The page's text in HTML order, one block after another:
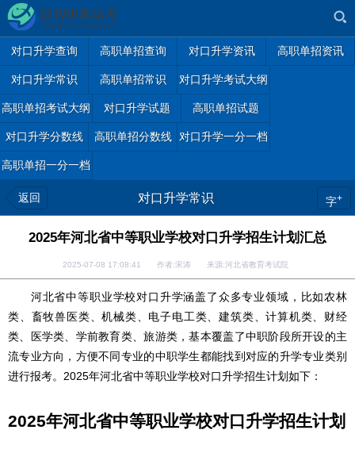
对口升学查询 高职单招查询 对口升学资讯 高职单招资讯
对口升学常识 高职单招常识 对口升学考试大纲
高职单招考试大纲 对口升学试题 高职单招试题
对口升学分数线 高职单招分数线 对口升学一分一档
高职单招一分一档
返回 对口升学常识 字+
2025年河北省中等职业学校对口升学招生计划汇总
2025-07-08 17:08:41 作者:宋涛 来源:河北省教育考试院
河北省中等职业学校对口升学涵盖了众多专业领域，比如农林
类、畜牧兽医类、机械类、电子电工类、建筑类、计算机类、财经
类、医学类、学前教育类、旅游类，基本覆盖了中职阶段所开设的主
流专业方向，方便不同专业的中职学生都能找到对应的升学专业类别
进行报考。2025年河北省中等职业学校对口升学招生计划如下：
2025年河北省中等职业学校对口升学招生计划